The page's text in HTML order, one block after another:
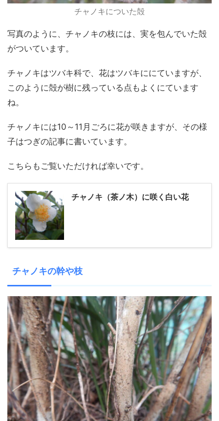
チャノキについた殻
写真のように、チャノキの枝には、実を包んでいた殻
がついています。
チャノキはツバキ科で、花はツバキににていますが、
このように殻が樹に残っている点もよくにています
ね。
チャノキには10～11月ごろに花が咲きますが、その様
子はつぎの記事に書いています。
こちらもご覧いただければ幸いです。
チャノキ（茶ノ木）に咲く白い花
チャノキの幹や枝